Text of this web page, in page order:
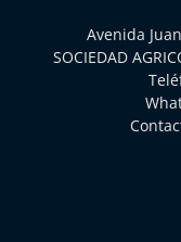
Avenida
SOCIEDAD